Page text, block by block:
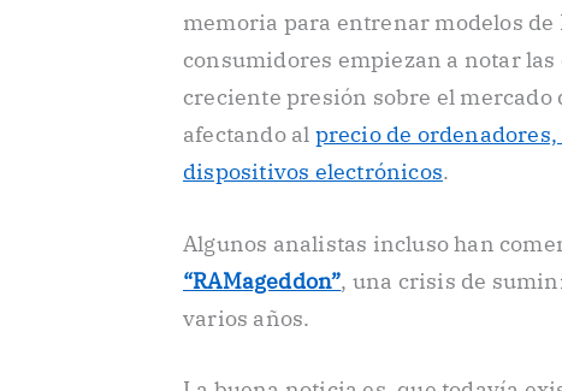
memoria para entrenar modelos de
consumidores empiezan a notar
creciente presión sobre el mercado
afectando al precio de
dispositivos electrónicos.
Algunos analistas incluso han
“RAMageddon”, una crisis de
varios años.